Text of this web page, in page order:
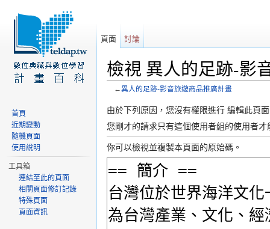
檢視 異人的足跡-影
←異人的足跡-影音旅遊商品推廣計畫
由於下列原因，您沒有權限進行 編輯此頁
您剛才的請求只有這個使用者組的使用者
你可以檢視並複製本頁面的原始碼。
頁面 討論
首頁
近期變動
隨機頁面
使用說明
工具箱
連結至此的頁面
相關頁面修訂記錄
特殊頁面
頁面資訊